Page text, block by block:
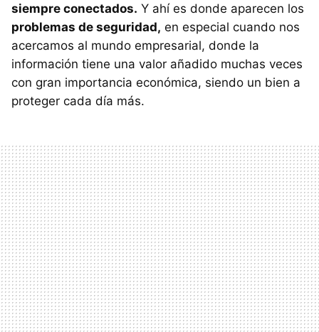
siempre conectados. Y ahí es donde aparecen los
problemas de seguridad, en especial cuando nos
acercamos al mundo empresarial, donde la
información tiene una valor añadido muchas veces
con gran importancia económica, siendo un bien a
proteger cada día más.